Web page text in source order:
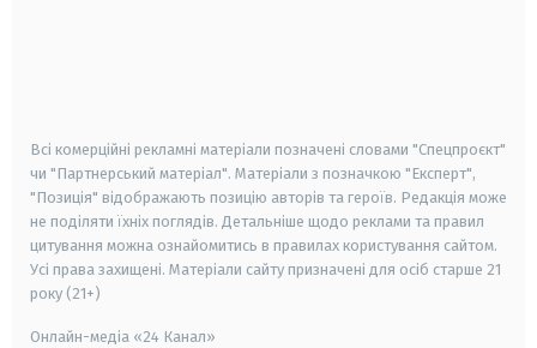
Всі комерційні рекламні матеріали позначені словами "Спецпроєкт"
чи "Партнерський матеріал". Матеріали з позначкою "Експерт",
"Позиція" відображають позицію авторів та героїв. Редакція може
не поділяти їхніх поглядів. Детальніше щодо реклами та правил
цитування можна ознайомитись в правилах користування сайтом.
Усі права захищені. Матеріали сайту призначені для осіб старше 21
року (21+)
Онлайн-медіа «24 Канал»